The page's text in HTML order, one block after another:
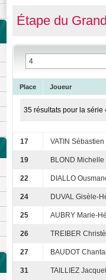
Étape du
Place Joueur
35 résultats pour la série
17 VATIN Sébastien
19 BLOND Michelle
22 DIALLO
24 DUVAL Gisèle-
25 AUBRY Marie-
26 TREIBER
27 BAUDOT
31 TAILLIEZ